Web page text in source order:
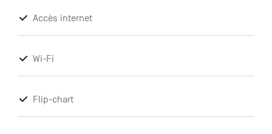
Accès internet
Wi-Fi
Flip-chart